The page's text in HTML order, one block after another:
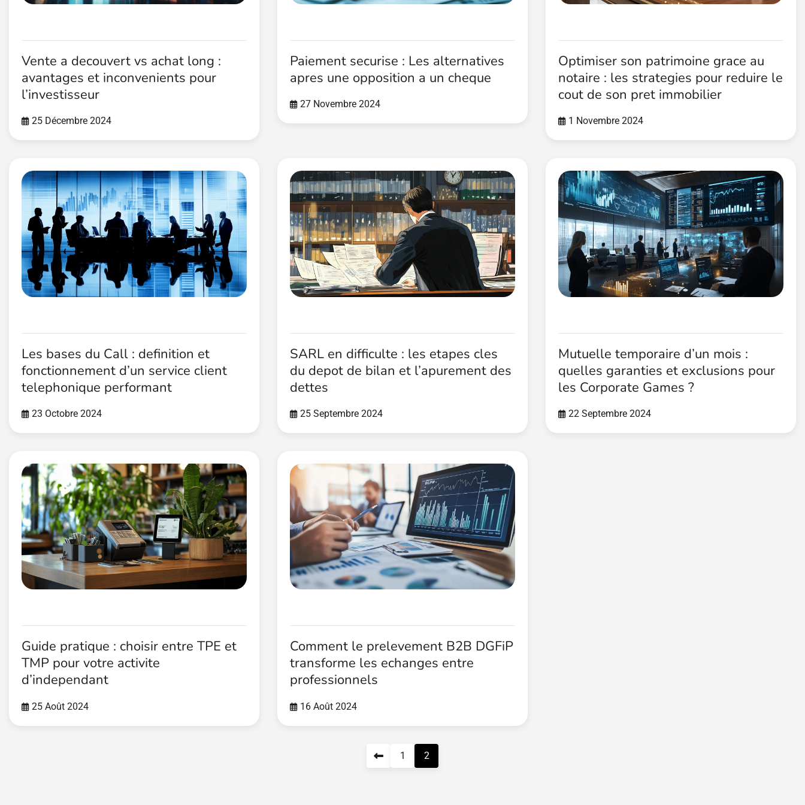
Vente a decouvert vs achat long :
avantages et inconvenients pour
l’investisseur
25 Décembre 2024
Paiement securise : Les alternatives
apres une opposition a un cheque
27 Novembre 2024
Optimiser son patrimoine grace au
notaire : les strategies pour reduire le
cout de son pret immobilier
1 Novembre 2024
Les bases du Call : definition et
fonctionnement d’un service client
telephonique performant
23 Octobre 2024
SARL en difficulte : les etapes cles
du depot de bilan et l’apurement des
dettes
25 Septembre 2024
Mutuelle temporaire d’un mois :
quelles garanties et exclusions pour
les Corporate Games ?
22 Septembre 2024
Guide pratique : choisir entre TPE et
TMP pour votre activite
d’independant
25 Août 2024
Comment le prelevement B2B DGFiP
transforme les echanges entre
professionnels
16 Août 2024
1 2